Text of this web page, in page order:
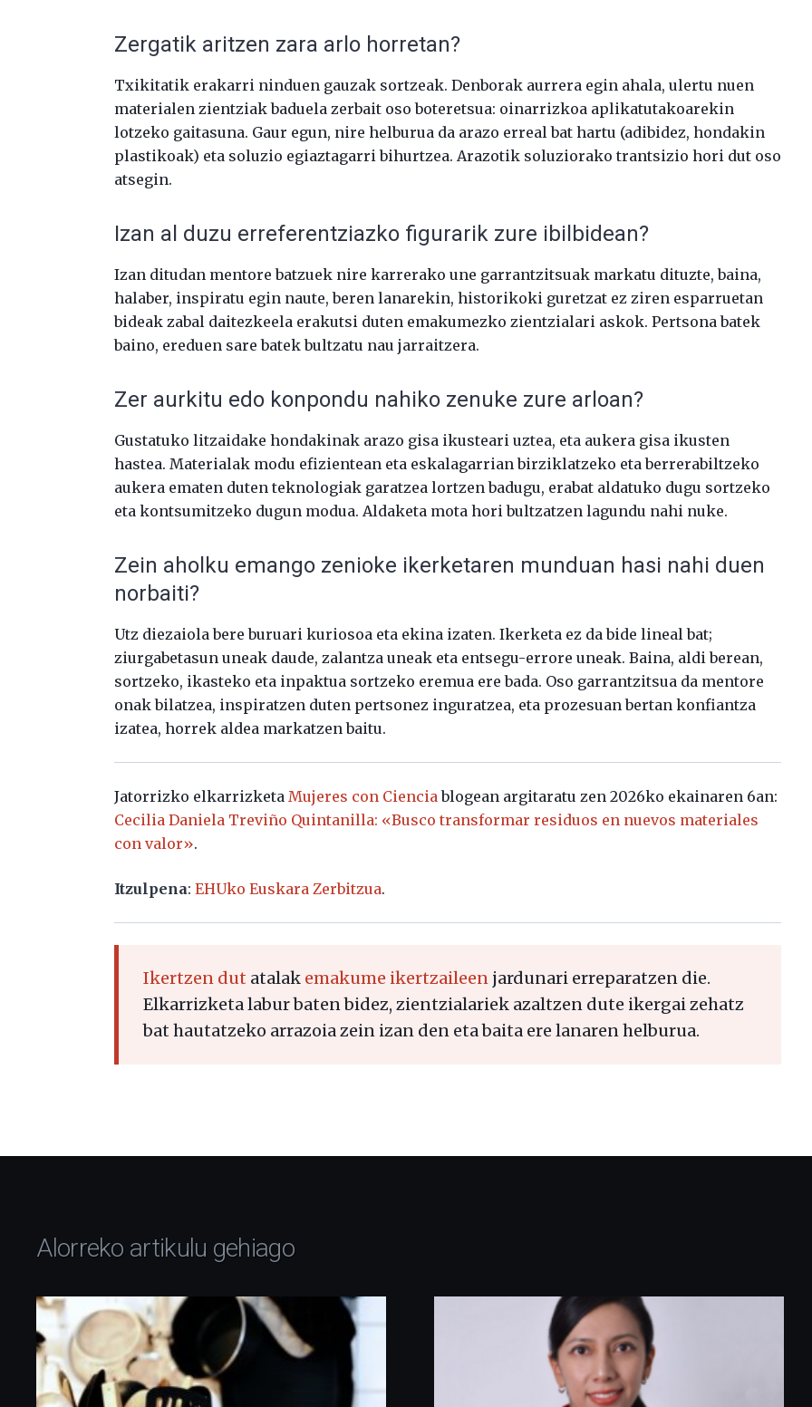
Zergatik aritzen zara arlo horretan?
Txikitatik erakarri ninduen gauzak sortzeak. Denborak aurrera egin ahala, ulertu nuen
materialen zientziak baduela zerbait oso boteretsua: oinarrizkoa aplikatutakoarekin
lotzeko gaitasuna. Gaur egun, nire helburua da arazo erreal bat hartu (adibidez, hondakin
plastikoak) eta soluzio egiaztagarri bihurtzea. Arazotik soluziorako trantsizio hori dut oso
atsegin.
Izan al duzu erreferentziazko figurarik zure ibilbidean?
Izan ditudan mentore batzuek nire karrerako une garrantzitsuak markatu dituzte, baina,
halaber, inspiratu egin naute, beren lanarekin, historikoki guretzat ez ziren esparruetan
bideak zabal daitezkeela erakutsi duten emakumezko zientzialari askok. Pertsona batek
baino, ereduen sare batek bultzatu nau jarraitzera.
Zer aurkitu edo konpondu nahiko zenuke zure arloan?
Gustatuko litzaidake hondakinak arazo gisa ikusteari uztea, eta aukera gisa ikusten
hastea. Materialak modu efizientean eta eskalagarrian birziklatzeko eta berrerabiltzeko
aukera ematen duten teknologiak garatzea lortzen badugu, erabat aldatuko dugu sortzeko
eta kontsumitzeko dugun modua. Aldaketa mota hori bultzatzen lagundu nahi nuke.
Zein aholku emango zenioke ikerketaren munduan hasi nahi duen
norbaiti?
Utz diezaiola bere buruari kuriosoa eta ekina izaten. Ikerketa ez da bide lineal bat;
ziurgabetasun uneak daude, zalantza uneak eta entsegu-errore uneak. Baina, aldi berean,
sortzeko, ikasteko eta inpaktua sortzeko eremua ere bada. Oso garrantzitsua da mentore
onak bilatzea, inspiratzen duten pertsonez inguratzea, eta prozesuan bertan konfiantza
izatea, horrek aldea markatzen baitu.
Jatorrizko elkarrizketa Mujeres con Ciencia blogean argitaratu zen 2026ko ekainaren 6an:
Cecilia Daniela Treviño Quintanilla: «Busco transformar residuos en nuevos materiales
con valor».
Itzulpena:EHUko Euskara Zerbitzua.
Ikertzen dut atalak emakume ikertzaileen jardunari erreparatzen die.
Elkarrizketa labur baten bidez, zientzialariek azaltzen dute ikergai zehatz
bat hautatzeko arrazoia zein izan den eta baita ere lanaren helburua.
Alorreko artikulu gehiago